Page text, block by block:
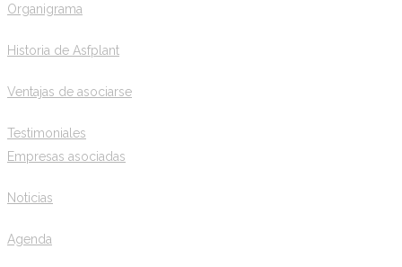
Organigrama
Historia de Asfplant
Ventajas de asociarse
Testimoniales
Empresas asociadas
Noticias
Agenda